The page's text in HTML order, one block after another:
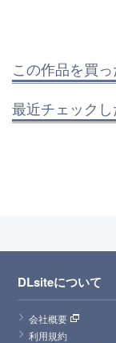
この作品を買
最近チェック
DLsiteについて
会社概要
利用規約